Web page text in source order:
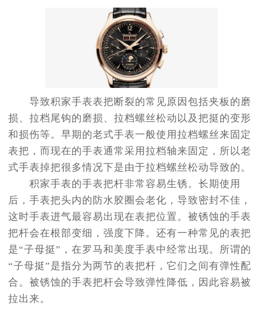
导致积家手表表把断裂的常见原因包括夹板的磨
损、拉档尾钩的磨损、拉档螺丝松动以及把挺的变形
和损伤等。早期的老式手表一般使用拉档螺丝来固定
表把，而现在的手表通常采用拉档轴来固定，所以老
式手表掉把很多情况下是由于拉档螺丝松动导致的。
积家手表的手表把杆非常容易生锈。长期使用
后，手表把头内的防水胶圈会老化，导致密封不佳，
这时手表进气最容易出现在表把位置。被锈蚀的手表
把杆会在根部变细，强度下降。还有一种常见的表把
是“子母挺”，在罗马和美度手表中经常出现。所谓的
“子母挺”是指分为两节的表把杆，它们之间有弹性配
合。被锈蚀的手表把杆会导致弹性降低，因此容易被
拉出来。